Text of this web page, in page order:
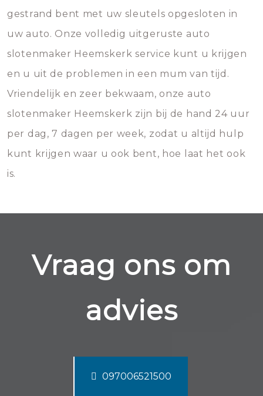
gestrand bent met uw sleutels opgesloten in
uw auto. Onze volledig uitgeruste auto
slotenmaker Heemskerk service kunt u krijgen
en u uit de problemen in een mum van tijd.
Vriendelijk en zeer bekwaam, onze auto
slotenmaker Heemskerk zijn bij de hand 24 uur
per dag, 7 dagen per week, zodat u altijd hulp
kunt krijgen waar u ook bent, hoe laat het ook
is.
Vraag ons om
advies
097006521500